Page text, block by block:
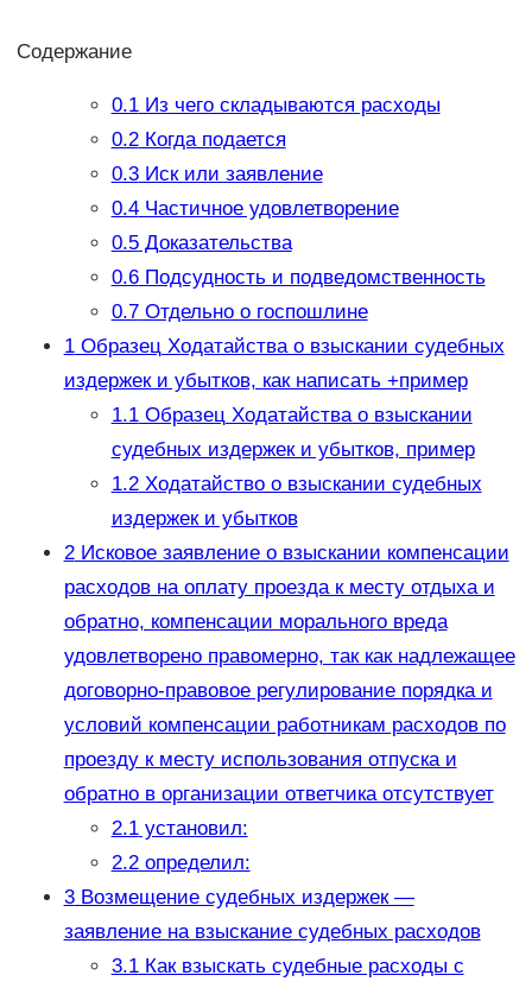
Содержание
0.1Из чего складываются расходы
0.2Когда подается
0.3Иск или заявление
0.4Частичное удовлетворение
0.5Доказательства
0.6Подсудность и подведомственность
0.7Отдельно о госпошлине
1Образец Ходатайства о взыскании судебных
издержек и убытков, как написать +пример
1.1Образец Ходатайства о взыскании
судебных издержек и убытков, пример
1.2Ходатайство о взыскании судебных
издержек и убытков
2Исковое заявление о взыскании компенсации
расходов на оплату проезда к месту отдыха и
обратно, компенсации морального вреда
удовлетворено правомерно, так как надлежащее
договорно-правовое регулирование порядка и
условий компенсации работникам расходов по
проезду к месту использования отпуска и
обратно в организации ответчика отсутствует
2.1установил:
2.2определил:
3Возмещение судебных издержек —
заявление на взыскание судебных расходов
3.1Как взыскать судебные расходы с